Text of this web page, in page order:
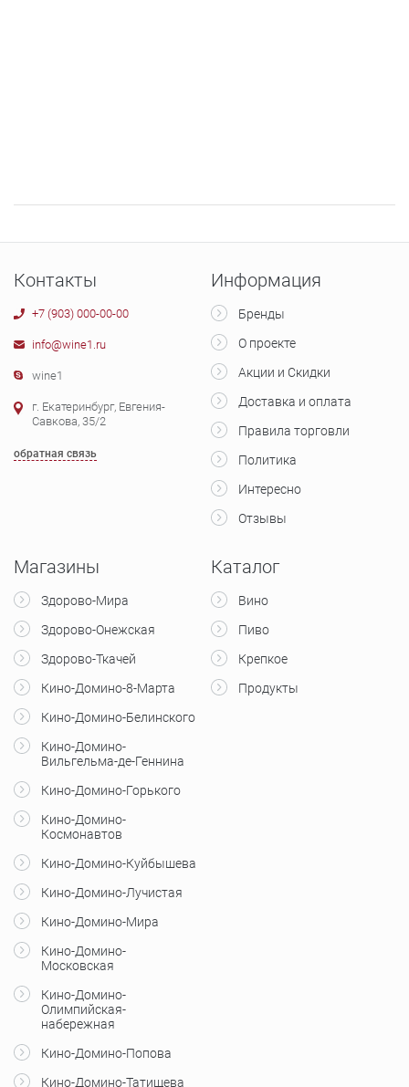
Контакты
+7 (903) 000-00-00
info@wine1.ru
wine1
г. Екатеринбург, Евгения-
Савкова, 35/2
обратная связь
Информация
Бренды
О проекте
Акции и Скидки
Доставка и оплата
Правила торговли
Политика
Интересно
Отзывы
Магазины
Здорово-Мира
Здорово-Онежская
Здорово-Ткачей
Кино-Домино-8-Марта
Кино-Домино-Белинского
Кино-Домино-
Вильгельма-де-Геннина
Кино-Домино-Горького
Кино-Домино-
Космонавтов
Кино-Домино-Куйбышева
Кино-Домино-Лучистая
Кино-Домино-Мира
Кино-Домино-
Московская
Кино-Домино-
Олимпийская-
набережная
Кино-Домино-Попова
Кино-Домино-Татищева
Каталог
Вино
Пиво
Крепкое
Продукты